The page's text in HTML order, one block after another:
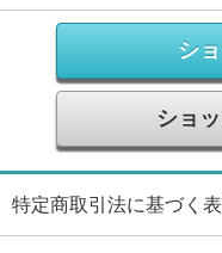
シ
ショ
特定商取引法に基づく表